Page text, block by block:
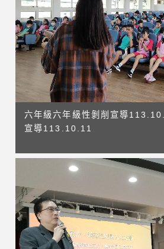
六年級六年級性剝削宣導
宣導113.10.11